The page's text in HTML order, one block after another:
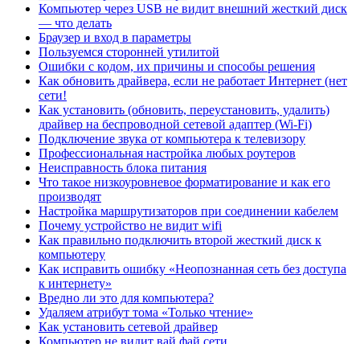
Компьютер через USB не видит внешний жесткий диск
— что делать
Браузер и вход в параметры
Пользуемся сторонней утилитой
Ошибки с кодом, их причины и способы решения
Как обновить драйвера, если не работает Интернет (нет
сети!
Как установить (обновить, переустановить, удалить)
драйвер на беспроводной сетевой адаптер (Wi-Fi)
Подключение звука от компьютера к телевизору
Профессиональная настройка любых роутеров
Неисправность блока питания
Что такое низкоуровневое форматирование и как его
производят
Настройка маршрутизаторов при соединении кабелем
Почему устройство не видит wifi
Как правильно подключить второй жесткий диск к
компьютеру
Как исправить ошибку «Неопознанная сеть без доступа
к интернету»
Вредно ли это для компьютера?
Удаляем атрибут тома «Только чтение»
Как установить сетевой драйвер
Компьютер не видит вай фай сети